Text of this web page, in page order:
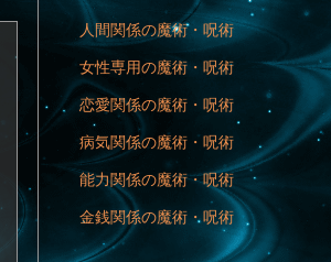
人間関係の魔術・呪術
女性専用の魔術・呪術
恋愛関係の魔術・呪術
病気関係の魔術・呪術
能力関係の魔術・呪術
金銭関係の魔術・呪術